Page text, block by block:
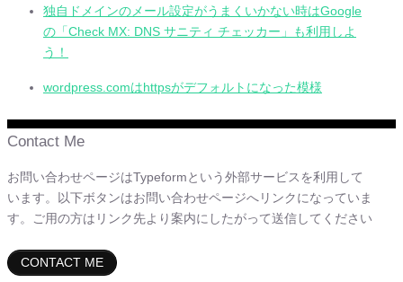
独自ドメインのメール設定がうまくいかない時はGoogle
の「Check MX: DNS サニティ チェッカー」も利用しよ
う！
wordpress.comはhttpsがデフォルトになった模様
Contact Me
お問い合わせページはTypeformという外部サービスを利用して
います。以下ボタンはお問い合わせページへリンクになっていま
す。ご用の方はリンク先より案内にしたがって送信してください
CONTACT ME